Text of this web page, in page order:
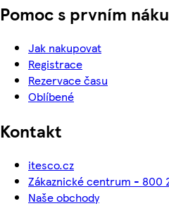
Pomoc s prvním
Jak nakupovat
Registrace
Rezervace času
Oblíbené
Kontakt
itesco.cz
Zákaznické centrum - 800
Naše obchody